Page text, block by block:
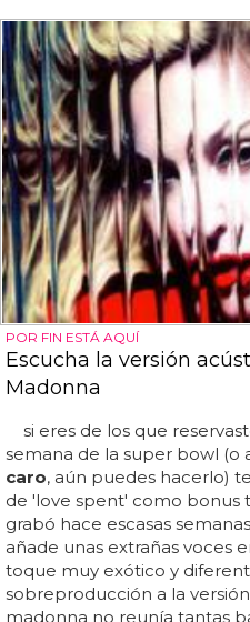
POR FIN ESTÁ AQUÍ
Escucha la versión
Madonna
si eres de los que
semana de la super bowl (o
caro, aún puedes hacerlo)
de 'love spent' como bonus
grabó hace escasas
añade unas extrañas voces
toque muy exótico y
sobreproducción a la
madonna no reunía tantas